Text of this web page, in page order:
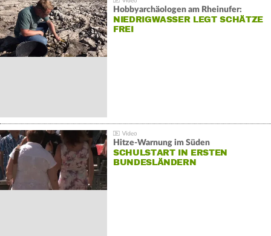
Hobbyarchäologen am Rheinufer:
NIEDRIGWASSER LEGT SCHÄTZE
FREI
Hitze-Warnung im Süden
SCHULSTART IN ERSTEN
BUNDESLÄNDERN